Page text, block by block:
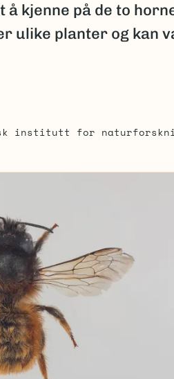
kjenne på de to
ulike planter og kan
institutt for